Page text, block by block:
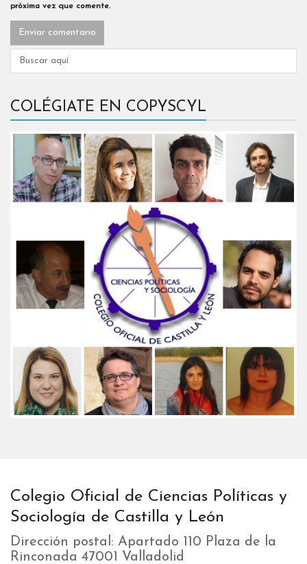
próxima vez que comente.
COLÉGIATE EN COPYSCYL
Colegio Oficial de Ciencias Políticas y
Sociología de Castilla y León
Dirección postal: Apartado 110 Plaza de la
Rinconada 47001 Valladolid